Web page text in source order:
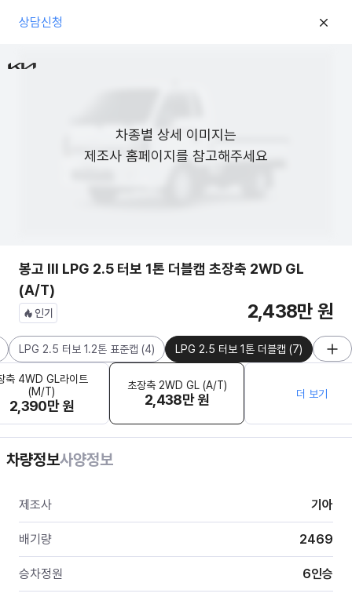
상담신청
차종별 상세 이미지는
제조사 홈페이지를 참고해주세요
봉고 III LPG 2.5 터보 1톤 더블캡 초장축 2WD GL
(A/T)
인기 2,438만 원
LPG 2.5 터보 1.2톤 표준캡 (4) LPG 2.5 터보 1톤 더블캡 (7)
축 4WD GL라이트
(M/T)
2,390만 원
초장축 2WD GL (A/T)
2,438만 원 더 보기
차량정보사양정보
제조사 기아
배기량 2469
승차정원 6인승